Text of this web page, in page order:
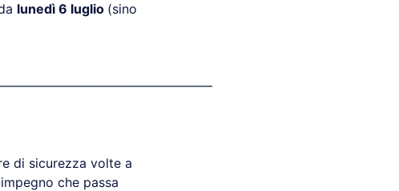
lunedì 6 luglio (sino
di sicurezza volte a
che passa